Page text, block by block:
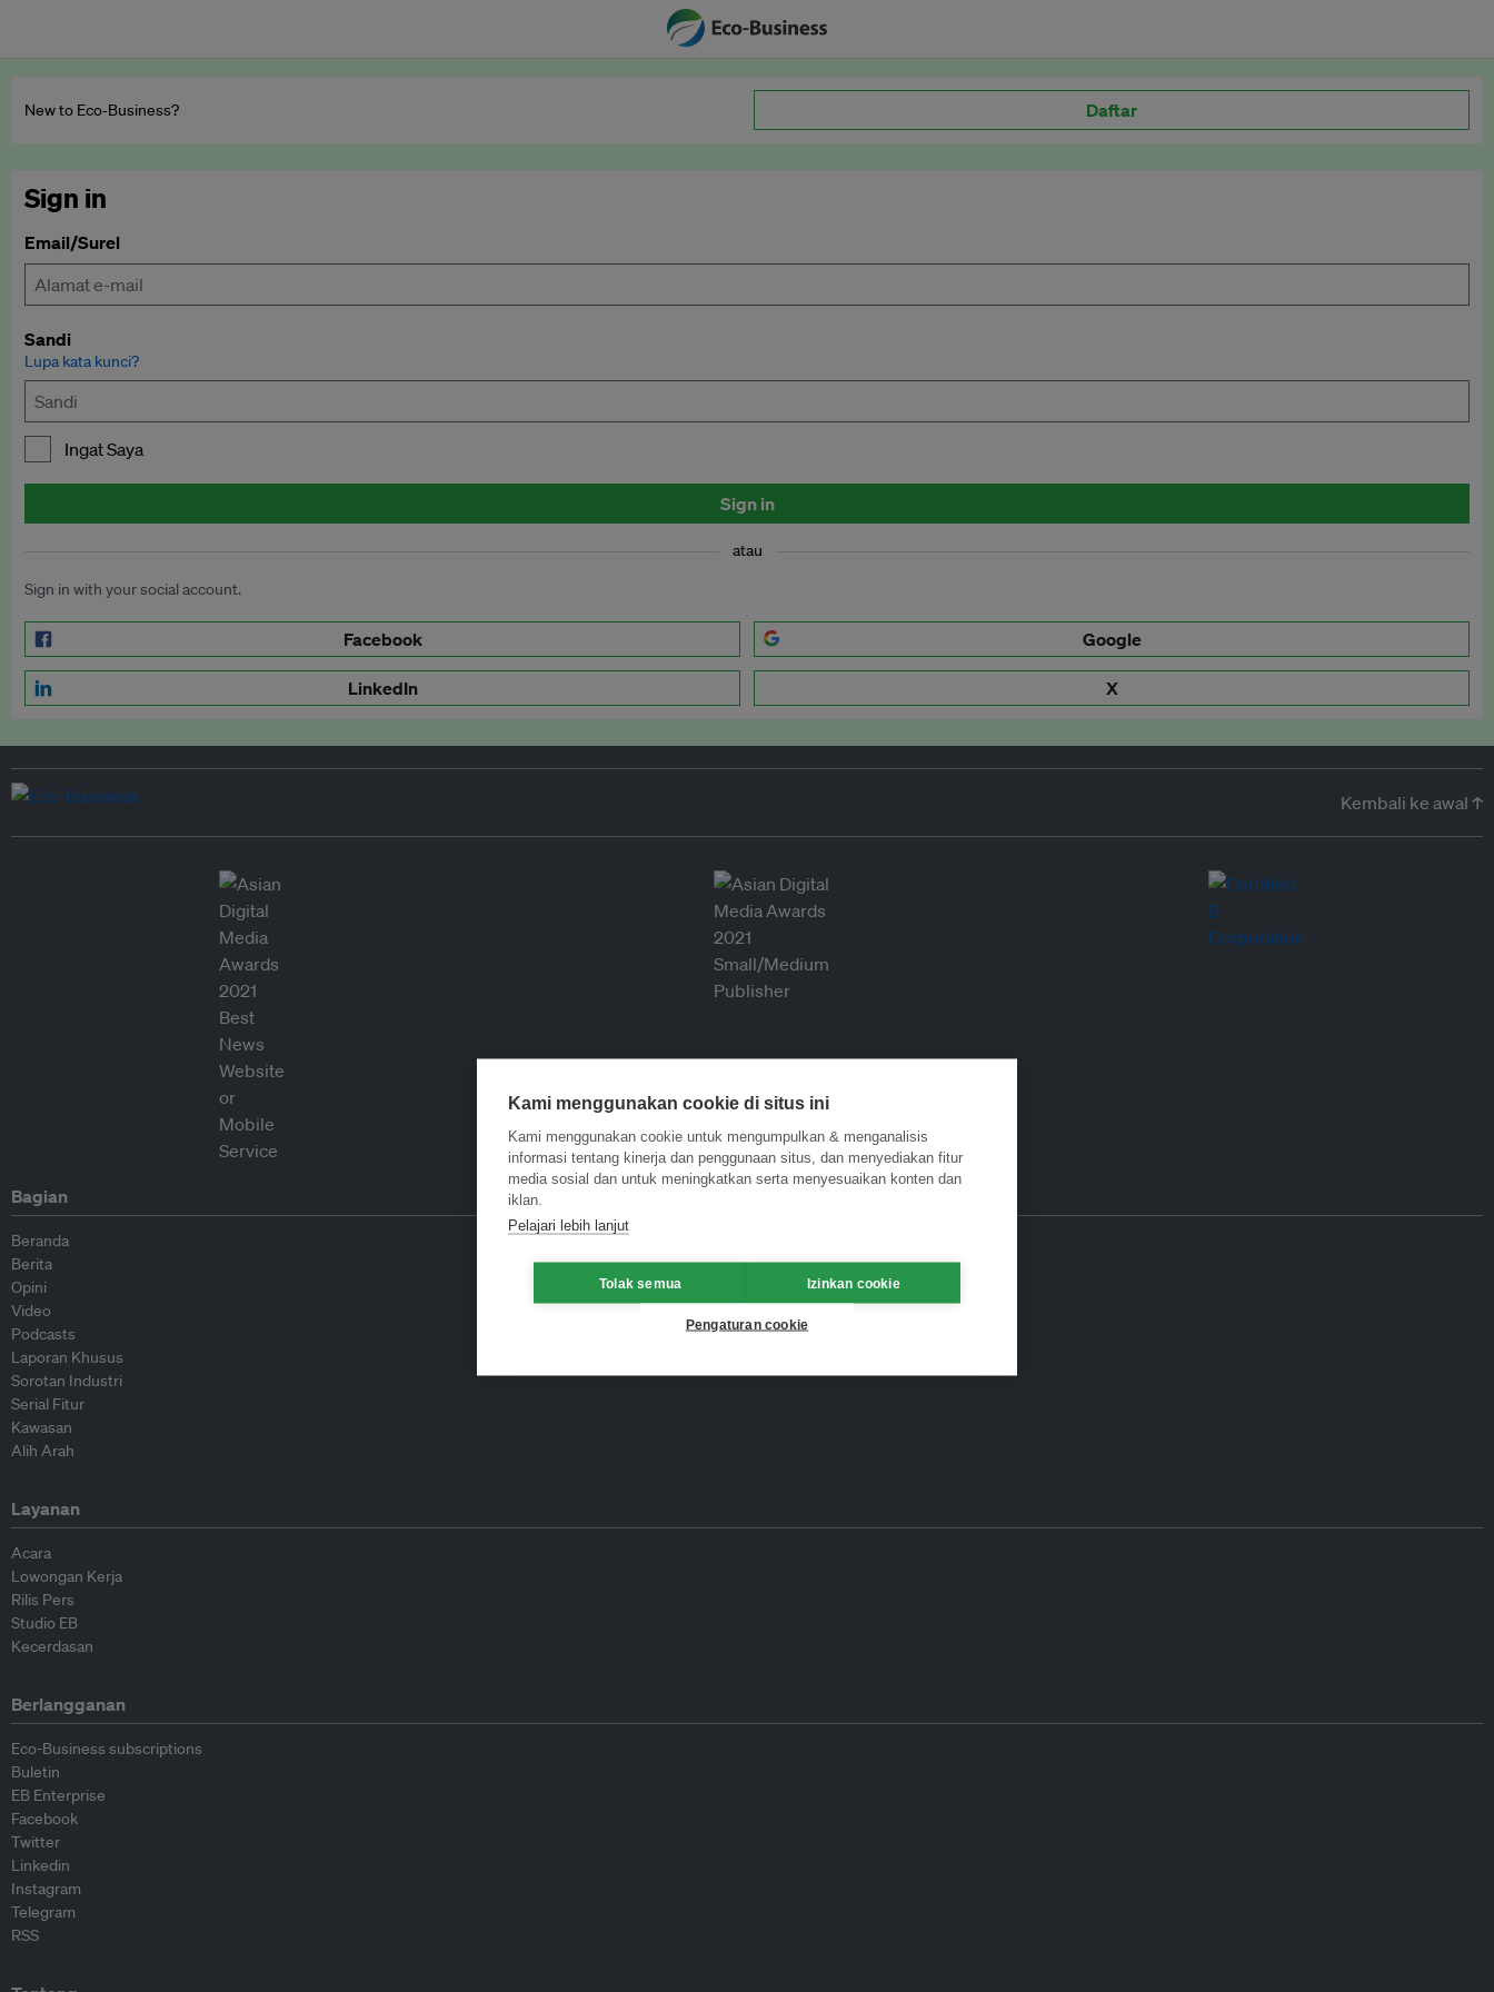
New to Eco‑Business? Daftar
Sign in
Email/Surel
Sandi
Lupa kata kunci?
Ingat Saya
Sign in
atau
Sign in with your social account.
Facebook Google
LinkedIn X
Kembali ke awal ↑
Bagian
Beranda
Berita
Opini
Video
Podcasts
Laporan Khusus
Sorotan Industri
Serial Fitur
Kawasan
Alih Arah
Layanan
Acara
Lowongan Kerja
Rilis Pers
Studio EB
Kecerdasan
Berlangganan
Eco-Business subscriptions
Buletin
EB Enterprise
Facebook
Twitter
Linkedin
Instagram
Telegram
RSS
Kami menggunakan cookie di situs ini
Kami menggunakan cookie untuk mengumpulkan & menganalisis
informasi tentang kinerja dan penggunaan situs, dan menyediakan fitur
media sosial dan untuk meningkatkan serta menyesuaikan konten dan
iklan.
Pelajari lebih lanjut
Tolak semua Izinkan cookie
Pengaturan cookie